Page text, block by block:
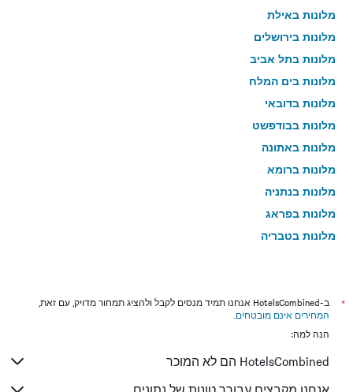
מלונות באילת
מלונות בירושלים
מלונות בתל אביב
מלונות בים המלח
מלונות בדובאי
מלונות בבודפשט
מלונות באתונה
מלונות ברומא
מלונות בנתניה
מלונות בפראג
מלונות בטבריה
מלונות בלונדון
מלונות בבוקרשט
מלונות בלימסול
*
ב-HotelsCombined אנחנו תמיד מנסים לקבל ולהציג תמחור מדויק, עם זאת,
המחירים אינם מובטחים.
הנה למה:
HotelsCombined הם לא המוכר